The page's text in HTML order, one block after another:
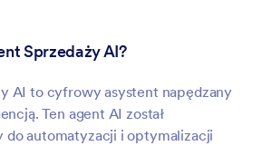
Sprzedaży AI?
AI to cyfrowy asystent napędzany
Ten agent AI został
do automatyzacji i optymalizacji